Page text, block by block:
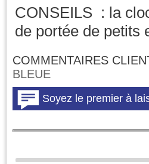
CONSEILS : la
de portée de petits
COMMENTAIRES
BLEUE